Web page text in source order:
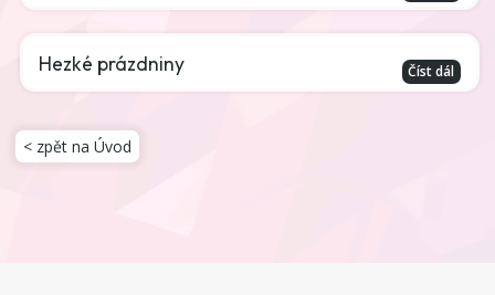
Hezké prázdniny Číst dál
< zpět na Úvod